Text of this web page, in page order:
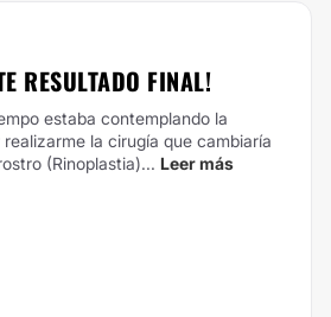
RESULTADO FINAL!
estaba contemplando la
la cirugía que cambiaría
(Rinoplastia)... Leer más